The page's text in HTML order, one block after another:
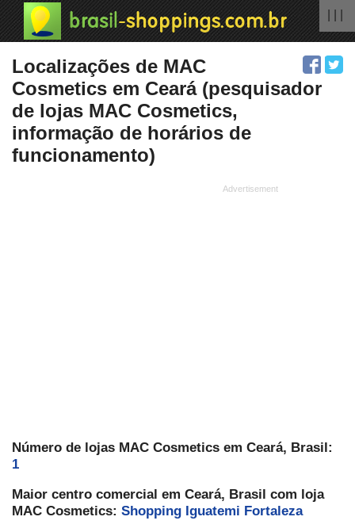
Localizações de MAC
Cosmetics em Ceará (pesquisador
de lojas MAC Cosmetics,
informação de horários de
funcionamento)
Número de lojas MAC Cosmetics em Ceará, Brasil:
1
Maior centro comercial em Ceará, Brasil com loja
MAC Cosmetics: Shopping Iguatemi Fortaleza